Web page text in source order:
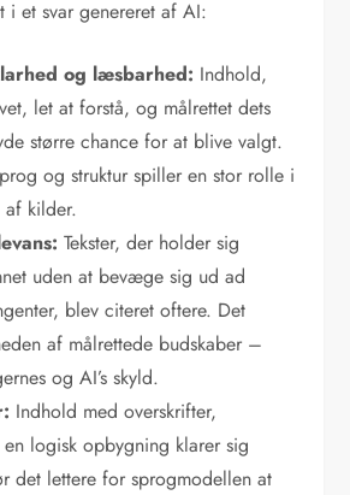
i et svar genereret af AI:
og læsbarhed: Indhold,
let at forstå, og målrettet dets
større chance for at blive valgt.
og struktur spiller en stor rolle i
af kilder.
Tekster, der holder sig
uden at bevæge sig ud ad
blev citeret oftere. Det
af målrettede budskaber –
og AI’s skyld.
Indhold med overskrifter,
logisk opbygning klarer sig
det lettere for sprogmodellen at